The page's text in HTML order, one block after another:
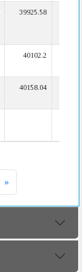
39925.58
40102.2
40158.04
»